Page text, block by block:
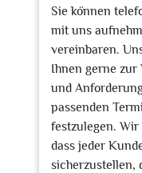
Sie können
mit uns
vereinbaren.
Ihnen gerne zur
und
passenden
festzulegen.
dass jeder
sicherzustellen,